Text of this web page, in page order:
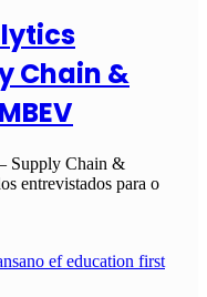
Chain &
Supply Chain &
entrevistados para o